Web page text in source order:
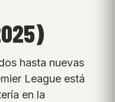
hasta nuevas
League está
en la